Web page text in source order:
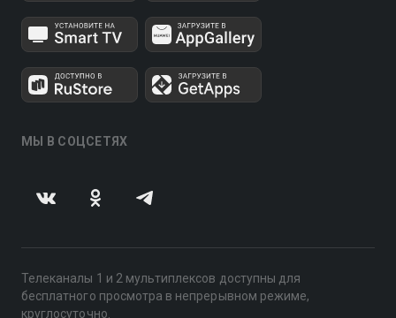
МЫ В СОЦСЕТЯХ
Телеканалы 1 и 2 мультиплексов доступны для
бесплатного просмотра в непрерывном режиме,
круглосуточно.